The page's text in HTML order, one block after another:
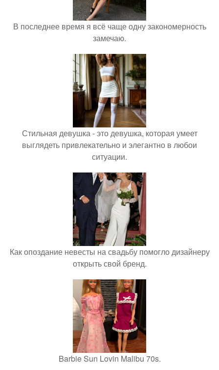
В последнее время я всё чаще одну закономерность
замечаю.
Стильная девушка - это девушка, которая умеет
выглядеть привлекательно и элегантно в любои
ситуации.
Как опоздание невесты на свадьбу помогло дизайнеру
открыть свой бренд.
Barbie Sun Lovin Malibu 70s.